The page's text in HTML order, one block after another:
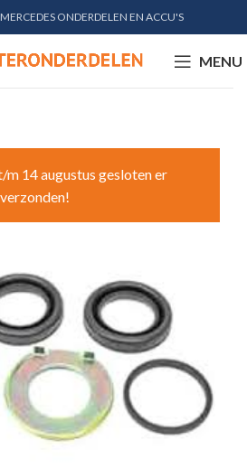
ONDERDELEN EN ACCU'S
MENU
m 14 augustus gesloten er